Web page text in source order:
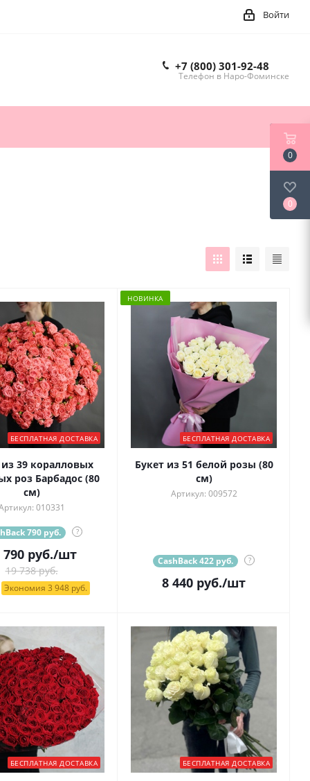
Войти
+7 (800) 301-92-48
Телефон в Наро-Фоминске
БЕСПЛАТНАЯ ДОСТАВКА
из 39 коралловых
роз Барбадос (80
см)
010331
790 руб. ?
790 руб./шт
19 738 руб.
Экономия 3 948 руб.
НОВИНКА
БЕСПЛАТНАЯ ДОСТАВКА
Букет из 51 белой розы (80
см)
Артикул: 009572
CashBack 422 руб. ?
8 440 руб./шт
БЕСПЛАТНАЯ ДОСТАВКА БЕСПЛАТНАЯ ДОСТАВКА
0
0